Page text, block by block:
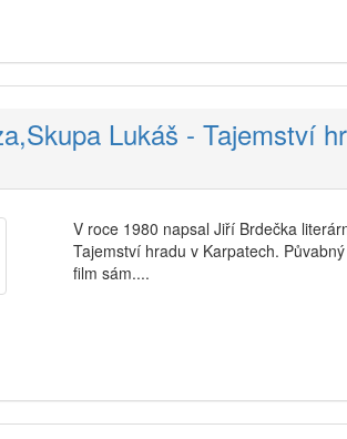
Lukáš - Tajemství
V roce 1980 napsal Jiří Brdečka
Tajemství hradu v Karpatech.
film sám....